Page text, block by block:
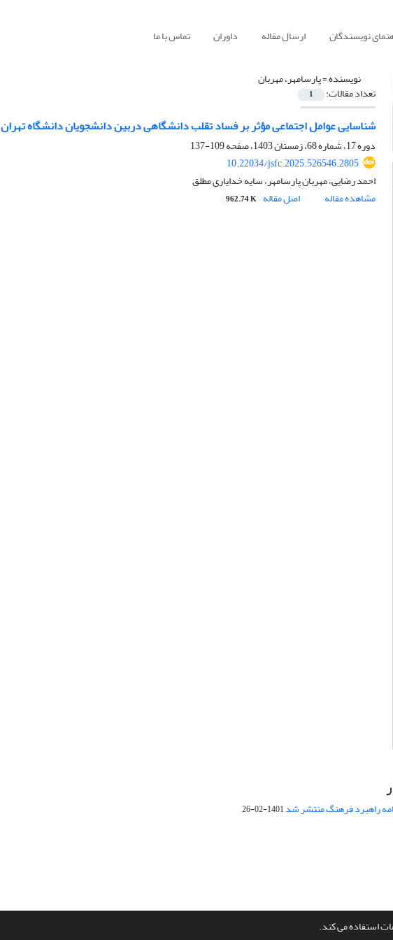
استفاده می کند.
نویسندگان ارسال مقاله داوران تماس با ما
نویسنده =پارسامهر، مهربان
تعداد مقالات: 1
شناسایی عوامل اجتماعی مؤثر بر فساد تقلب دانشگاهی دربین دانشجویان دانشگاه‌ تهران
دوره 17، شماره 68، زمستان 1403، صفحه
109-137
10.22034/jsfc.2025.526546.2805
احمد رضایی، مهربان پارسامهر، سایه خدایاری مطلق
مشاهده مقاله
اصل مقاله 962.74 K
1401-02-26